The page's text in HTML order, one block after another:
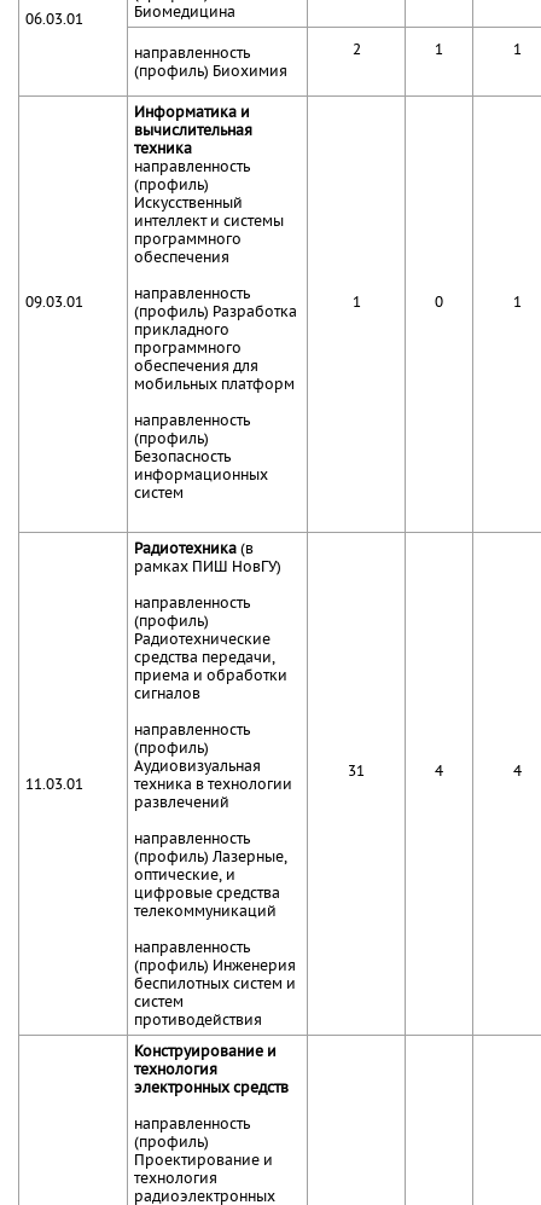
06.03.01
Биомедицина
направленность
(профиль) Биохимия
2 1 1
09.03.01
Информатика и
вычислительная
техника
направленность
(профиль)
Искусственный
интеллект и системы
программного
обеспечения
направленность
(профиль) Разработка
прикладного
программного
обеспечения для
мобильных платформ
направленность
(профиль)
Безопасность
информационных
систем
1 0 1
11.03.01
Радиотехника (в
рамках ПИШ НовГУ)
направленность
(профиль)
Радиотехнические
средства передачи,
приема и обработки
сигналов
направленность
(профиль)
Аудиовизуальная
техника в технологии
развлечений
направленность
(профиль) Лазерные,
оптические, и
цифровые средства
телекоммуникаций
направленность
(профиль) Инженерия
беспилотных систем и
систем
противодействия
31 4 4
Конструирование и
технология
электронных средств
направленность
(профиль)
Проектирование и
технология
радиоэлектронных